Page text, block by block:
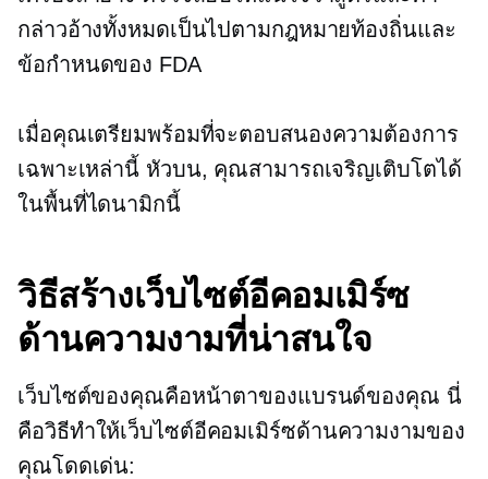
กล่าวอ้างทั้งหมดเป็นไปตามกฎหมายท้องถิ่นและ
ข้อกำหนดของ FDA
เมื่อคุณเตรียมพร้อมที่จะตอบสนองความต้องการ
เฉพาะเหล่านี้ หัวบน, คุณสามารถเจริญเติบโตได้
ในพื้นที่ไดนามิกนี้
วิธีสร้างเว็บไซต์อีคอมเมิร์ซ
ด้านความงามที่น่าสนใจ
เว็บไซต์ของคุณคือหน้าตาของแบรนด์ของคุณ นี่
คือวิธีทำให้เว็บไซต์อีคอมเมิร์ซด้านความงามของ
คุณโดดเด่น: